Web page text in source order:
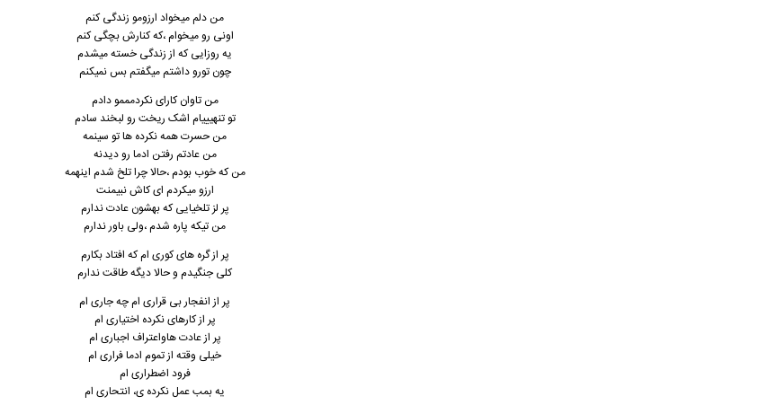
من دلم میخواد ارزومو زندگی کنم
اونی رو میخوام ،که کنارش بچگی کنم
یه روزایی که از زندگی خسته میشدم
چون تورو داشتم میگفتم بس نمیکنم
من تاوان کارای نکردمممو دادم
تو تنهیییام اشک ریخت رو لبخند سادم
من حسرت همه نکرده ها تو سینمه
من عادتم رفتن ادما رو دیدنه
من که خوب بودم ،حالا چرا تلخ شدم اینهمه
ارزو میکردم ای کاش نبیمنت
پر لز تلخیایی که بهشون عادت ندارم
من تیکه پاره شدم ،ولی باور ندارم
پر از گره های کوری ام که افتاد بکارم
کلی جنگیدم و حالا دیگه طاقت ندارم
پر از انفجار بی قراری ام چه جاری ام
پر از کارهای نکرده اختیاری ام
پر از عادت هاواعتراف اجباری ام
خیلی وقته از تموم ادما فراری ام
فرود اضطراری ام
یه بمب عمل نکرده ی، انتحاری ام